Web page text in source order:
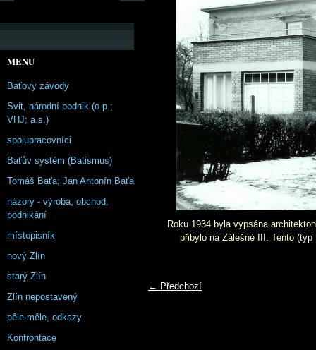
Roku 1934 byla vypsána
přibylo na Zálešné III. Tento
← Předchozí
MENU
Baťovy závody
Svit, národní podnik (o.p.;
VHJ; a.s.)
spolupracovníci
Baťův systém (Batismus)
Tomáš Baťa; Jan Antonín Baťa
názory - výroba, obchod,
podnikání
místopisník
nový Zlín
starý Zlín
Zlín nepostavený
pêle-mêle, odkazy
Konfrontace